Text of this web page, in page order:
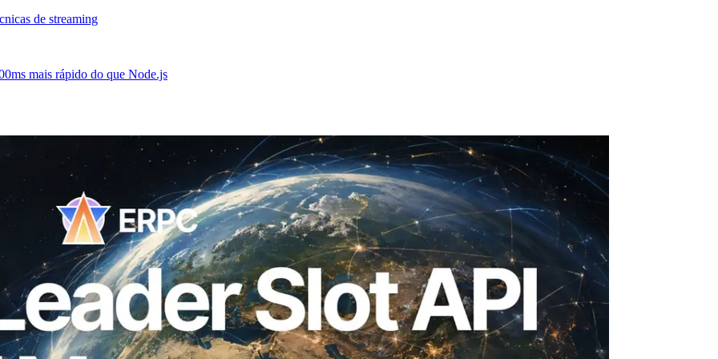
de streaming
mais rápido do que Node.js